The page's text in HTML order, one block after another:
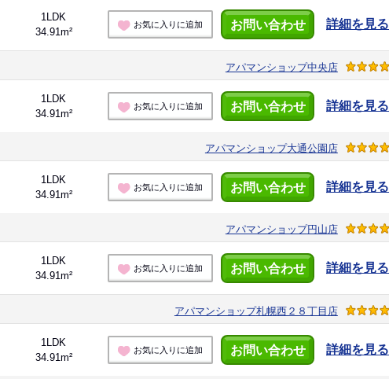
1LDK
34.91m²
お気に入りに追加 お問い合わせ 詳細を見る
アパマンショップ中央店
1LDK
34.91m²
お気に入りに追加 お問い合わせ 詳細を見る
アパマンショップ大通公園店
1LDK
34.91m²
お気に入りに追加 お問い合わせ 詳細を見る
アパマンショップ円山店
1LDK
34.91m²
お気に入りに追加 お問い合わせ 詳細を見る
アパマンショップ札幌西２８丁目店
1LDK
34.91m²
お気に入りに追加 お問い合わせ 詳細を見る